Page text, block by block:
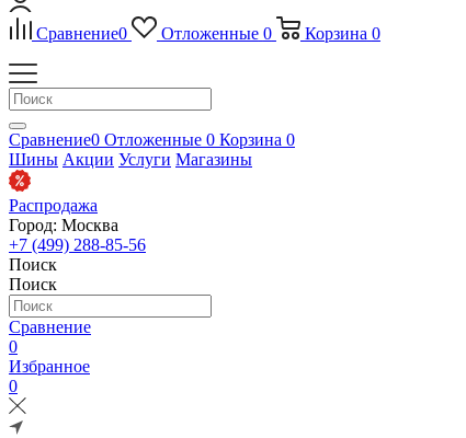
Сравнение0 Отложенные 0 Корзина 0
Сравнение0 Отложенные 0 Корзина 0
Шины Акции Услуги Магазины
Распродажа
Город: Москва
+7 (499) 288-85-56
Поиск
Поиск
Сравнение
0
Избранное
0